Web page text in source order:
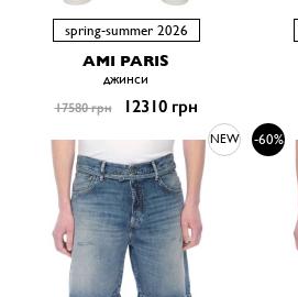
spring-summer 2026
AMI PARIS
джинси
17580 грн 12310 грн
NEW -60%